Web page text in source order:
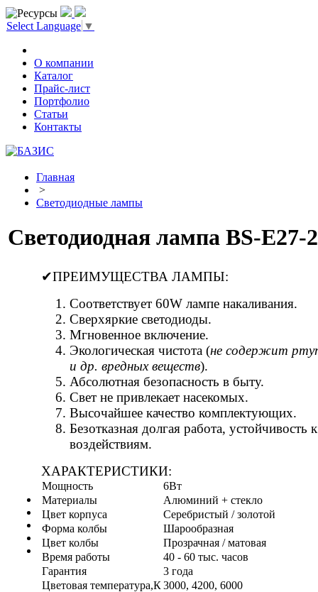
Select Language ▼
О компании
Каталог
Прайс-лист
Портфолио
Статьи
Контакты
Главная
>
Светодиодные лампы
Светодиодная лампа BS-E27-
✔ПРЕИМУЩЕСТВА ЛАМПЫ:
Соответствует 60W лампе накаливания.
Сверхяркие светодиоды.
Мгновенное включение.
Экологическая чистота (не содержит
и др. вредных веществ).
Абсолютная безопасность в быту.
Свет не привлекает насекомых.
Высочайшее качество комплектующих.
Безотказная долгая работа, устойчивость к
воздействиям.
ХАРАКТЕРИСТИКИ:
Мощность
6Вт
Материалы
Алюминий + стекло
Цвет корпуса
Серебристый / золотой
Форма колбы
Шарообразная
Цвет колбы
Прозрачная / матовая
Время работы
40 - 60 тыс. часов
Гарантия
3 года
Цветовая температура,К3000, 4200, 6000